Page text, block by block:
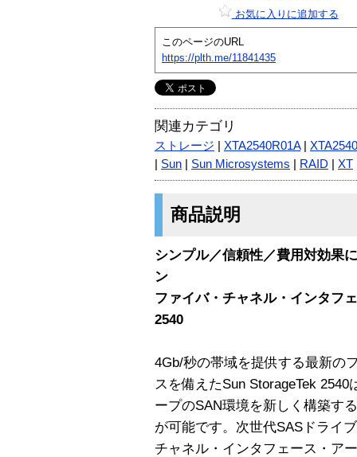
お気に入りに追加する
このページのURL
https://plth.me/11841435
関連カテゴリ
ストレージ XTA2540R01A|
Sun Sun Microsystems RAID XT
商品説明
シンプル／信頼性／費用対効果
ン
ファイバ・チャネル・インタフ
2540
4Gb/秒の帯域を提供する最新の
スを備えたSun StorageTek
ープのSAN環境を新しく構築す
が可能です。次世代SASドライ
チャネル・インタフェース・ア